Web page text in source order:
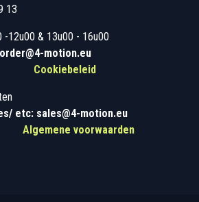
13
-12u00 & 13u00 - 16u00
order@4-motion.eu
Cookiebeleid
etc: sales@4-motion.eu
Algemene voorwaarden